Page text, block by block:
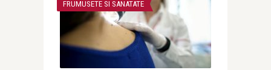
FRUMUSETE SI SANATATE